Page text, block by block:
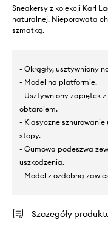
Sneakersy z kolekcji Karl
naturalnej. Nieporowata
szmatką.
- Okrągły, usztywniony
- Model na platformie.
- Usztywniony zapiętek
obtarciem.
- Klasyczne
stopy.
- Gumowa podeszwa
uszkodzenia.
- Model z ozdobną
Szczegóły